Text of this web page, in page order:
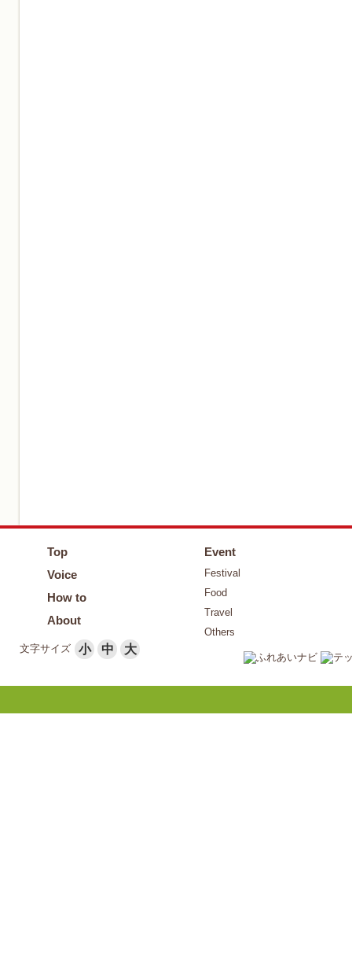
Top
Voice
How to
About
Event
Festival
Food
Travel
Others
文字サイズ
小 中 大